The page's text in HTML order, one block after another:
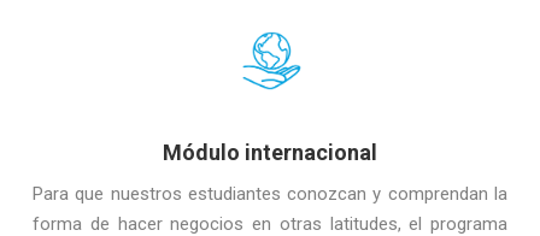
Módulo internacional
Para que nuestros estudiantes conozcan y comprendan la
forma de hacer negocios en otras latitudes, el programa